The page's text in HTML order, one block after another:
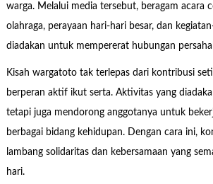
warga. Melalui media tersebut, beragam acara
olahraga, perayaan hari-hari besar, dan
diadakan untuk mempererat hubungan
Kisah wargatoto tak terlepas dari kontribusi
berperan aktif ikut serta. Aktivitas yang
tetapi juga mendorong anggotanya untuk
berbagai bidang kehidupan. Dengan cara ini,
lambang solidaritas dan kebersamaan yang
hari.